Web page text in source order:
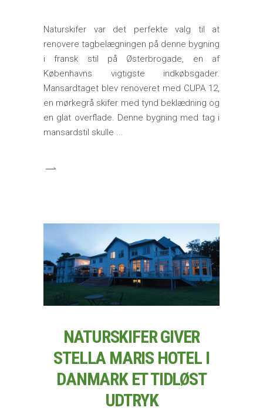
Naturskifer var det perfekte valg til at
renovere tagbelægningen på denne bygning
i fransk stil på Østerbrogade, en af
Københavns vigtigste indkøbsgader.
Mansardtaget blev renoveret med CUPA 12,
en mørkegrå skifer med tynd beklædning og
en glat overflade. Denne bygning med tag i
mansardstil skulle
NATURSKIFER GIVER
STELLA MARIS HOTEL I
DANMARK ET TIDLØST
UDTRYK